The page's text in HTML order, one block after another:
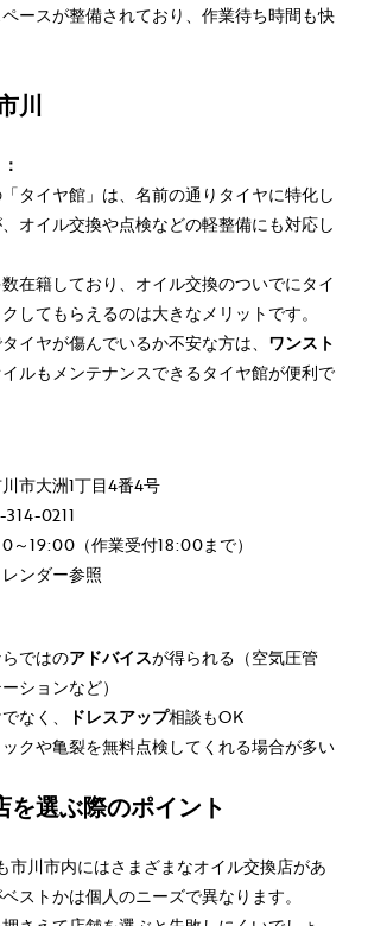
ペースが整備されており、作業待ち時間も快
川
タイヤ館」は、名前の通りタイヤに特化し
オイル交換や点検などの軽整備にも対応し
在籍しており、オイル交換のついでにタイ
してもらえるのは大きなメリットです。
イヤが傷んでいるか不安な方は、 ワンスト
ルもメンテナンスできるタイヤ館が便利で
市大洲1丁目4番4号
314-0211
～19:00（作業受付18:00まで）
ンダー参照
ではのアドバイスが得られる（空気圧管
ションなど）
なく、
ドレスアップ相談もOK
ックや亀裂を無料点検してくれる場合が多い
を選ぶ際のポイント
市川市内にはさまざまなオイル交換店があ
ストかは個人のニーズで異なります。